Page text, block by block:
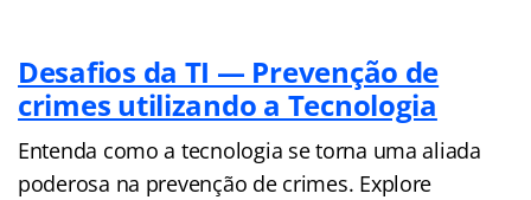
Desafios da TI — Prevenção de
crimes utilizando a Tecnologia
Entenda como a tecnologia se torna uma aliada
poderosa na prevenção de crimes. Explore